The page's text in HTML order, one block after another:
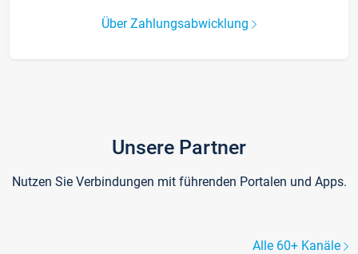
Über Zahlungsabwicklung
Unsere Partner
Nutzen Sie Verbindungen mit führenden Portalen und Apps.
Alle 60+ Kanäle